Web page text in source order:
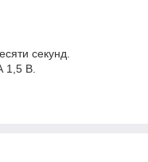
секунд.
1,5 В.